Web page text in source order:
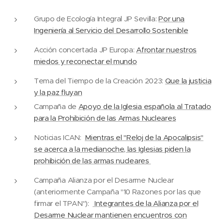
Grupo de Ecología Integral JP Sevilla:Por una
Ingeniería al Servicio del Desarrollo Sostenible
Acción concertada JP Europa:Afrontar nuestros
miedos y reconectar el mundo
Tema del Tiempo de la Creación 2023: Que la justicia
y la paz fluyan
Campaña de Apoyo de la Iglesia española al Tratado
para la Prohibición de las Armas Nucleares
Noticias ICAN: Mientras el "Reloj de la Apocalipsis"
se acerca a la medianoche, las Iglesias piden la
prohibición de las armas nucleares
Campaña Alianza por el Desarme Nuclear
(anteriormente Campaña "10 Razones por las que
firmar el TPAN"):
Integrantes de la Alianza por el
Desarme Nuclear mantienen encuentros con